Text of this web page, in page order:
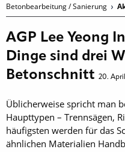
Betonbearbeitung / Sanierung
AGP Lee Yeong
Dinge sind drei
Betonschnitt 20.
Üblicherweise spricht man
Haupttypen – Trennsägen,
häufigsten werden für das
ähnlichen Materialien